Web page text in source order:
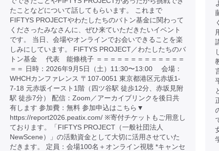
たことなどについて話してもらいます。 これまで
FIFTYS PROJECTやわたしたちのバトン基金に関わって
くださったみなさんに、ぜひ来ていただきたいイベント
です。 当日、会場やオンラインでお会いできることを楽
しみにしています。 FIFTYS PROJECT／わたしたちのバ
トン基金 代表 能條桃子 ＝＝＝＝＝＝＝＝＝＝＝＝＝
＝＝ 日時：2026年9月5日（土）11:30〜13:00 会場：
WHCHカンファレンス 〒107-0051 東京都港区元赤坂1-
7-18 元赤坂イースト1階（四ツ谷駅 徒歩12分、赤坂見附
駅 徒歩7分） 配信：Zoom／アーカイブリンクを後日共
有します 参加費：無料 参加申込はこちら▼
https://report2026.peatix.com/ ※寄付チケットもご用意し
ております。「FIFTYS PROJECT（一般社団法人
NewScene）」の活動資金として大切に活用させていた
だきます。 定員：会場100名＋オンライン視聴 *キャンセ